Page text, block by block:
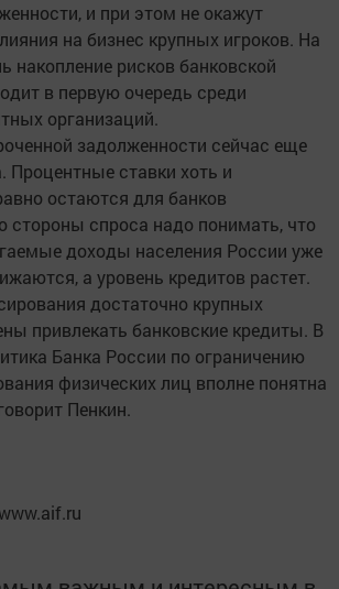
и при этом не окажут
на бизнес крупных игроков. На
накопление рисков банковской
в первую очередь среди
организаций.
задолженности сейчас еще
Процентные ставки хоть и
остаются для банков
спроса надо понимать, что
доходы населения России уже
а уровень кредитов растет.
достаточно крупных
привлекать банковские кредиты. В
Банка России по ограничению
физических лиц вполне понятна
Пенкин.